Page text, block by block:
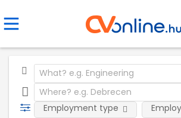
Employment type